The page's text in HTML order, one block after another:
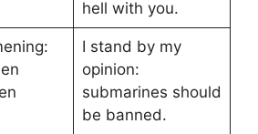
hell with you.
I stand by my
opinion:
submarines should
be banned.